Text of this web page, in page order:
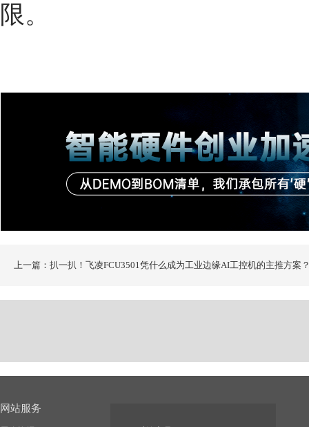
限。
上一篇：扒一扒！飞凌FCU3501凭什么成为工业边缘AI工控机的主推方案
网站服务